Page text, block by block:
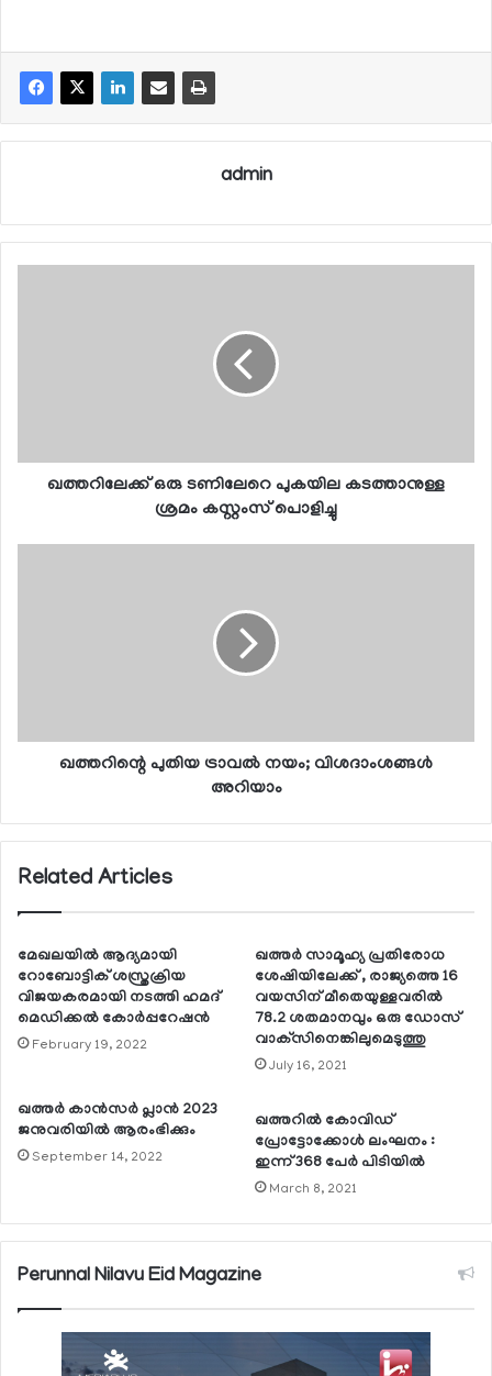
admin
ഖത്തറിലേക്ക് ഒരു ടണിലേറെ പുകയില കടത്താനുള്ള
ശ്രമം കസ്റ്റംസ് പൊളിച്ചു
ഖത്തറിന്റെ പുതിയ ട്രാവല്‍ നയം; വിശദാംശങ്ങള്‍
അറിയാം
Related Articles
മേഖലയില്‍ ആദ്യമായി
റോബോട്ടിക് ശസ്ത്രക്രിയ
വിജയകരമായി നടത്തി ഹമദ്
മെഡിക്കല്‍ കോര്‍പ്പറേഷന്‍
February 19, 2022
ഖത്തര്‍ സാമൂഹ്യ പ്രതിരോധ
ശേഷിയിലേക്ക് , രാജ്യത്തെ 16
വയസിന് മീതെയുള്ളവരില്‍
78.2 ശതമാനവും ഒരു ഡോസ്
വാക്‌സിനെങ്കിലുമെടുത്തു
July 16, 2021
ഖത്തര്‍ കാന്‍സര്‍ പ്ലാന്‍ 2023
ജനുവരിയില്‍ ആരംഭിക്കും
September 14, 2022
ഖത്തറില്‍ കോവിഡ്
പ്രോട്ടോക്കോള്‍ ലംഘനം :
ഇന്ന് 368 പേര്‍ പിടിയില്‍
March 8, 2021
Perunnal Nilavu Eid Magazine